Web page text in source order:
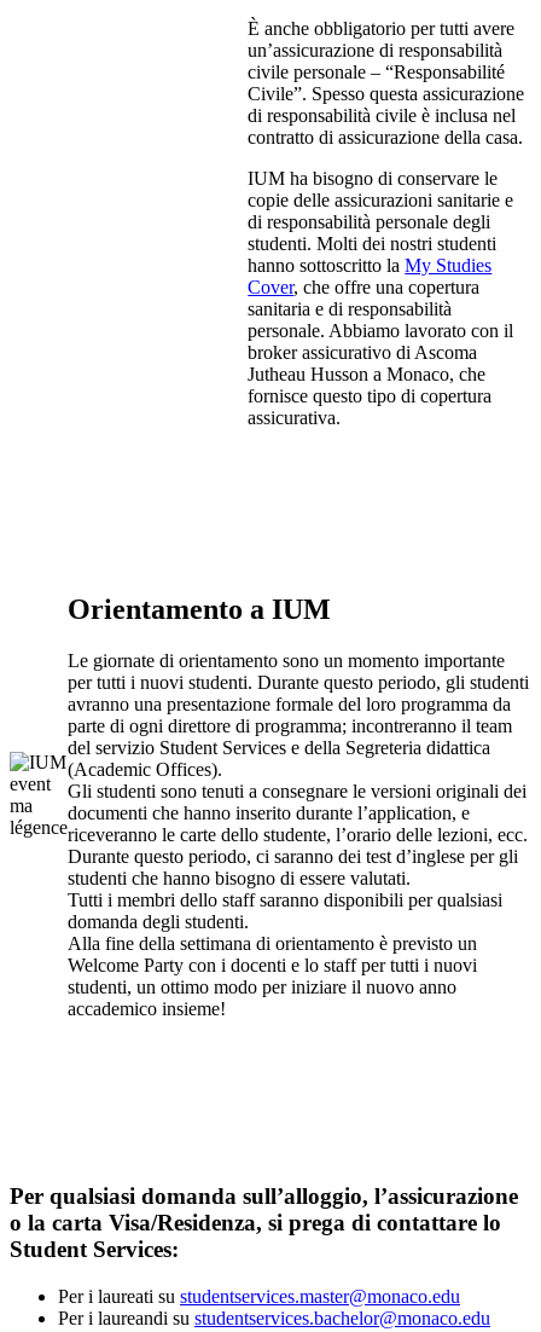
È anche obbligatorio per tutti avere
un’assicurazione di responsabilità
civile personale – “Responsabilité
Civile”. Spesso questa assicurazione
di responsabilità civile è inclusa nel
contratto di assicurazione della casa.
IUM ha bisogno di conservare le
copie delle assicurazioni sanitarie e
di responsabilità personale degli
studenti. Molti dei nostri studenti
hanno sottoscritto laMy Studies
Cover, che offre una copertura
sanitaria e di responsabilità
personale. Abbiamo lavorato con il
broker assicurativo di Ascoma
Jutheau Husson a Monaco, che
fornisce questo tipo di copertura
assicurativa.
ma
légence
Orientamento a IUM
Le giornate di orientamento sono un momento importante
per tutti i nuovi studenti. Durante questo periodo, gli studenti
avranno una presentazione formale del loro programma da
parte di ogni direttore di programma; incontreranno il team
del servizio Student Services e della Segreteria didattica
(Academic Offices).
Gli studenti sono tenuti a consegnare le versioni originali dei
documenti che hanno inserito durante l’application, e
riceveranno le carte dello studente, l’orario delle lezioni, ecc.
Durante questo periodo, ci saranno dei test d’inglese per gli
studenti che hanno bisogno di essere valutati.
Tutti i membri dello staff saranno disponibili per qualsiasi
domanda degli studenti.
Alla fine della settimana di orientamento è previsto un
Welcome Party con i docenti e lo staff per tutti i nuovi
studenti, un ottimo modo per iniziare il nuovo anno
accademico insieme!
Per qualsiasi domanda sull’alloggio, l’assicurazione
o la carta Visa/Residenza, si prega di contattare lo
Student Services:
Per i laureati su studentservices.master@monaco.edu
Per i laureandi su studentservices.bachelor@monaco.edu